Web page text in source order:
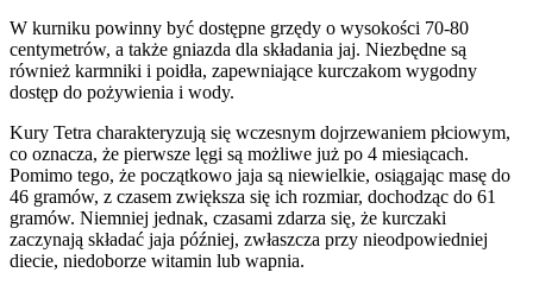
W kurniku powinny być dostępne grzędy o wysokości 70-80
centymetrów, a także gniazda dla składania jaj. Niezbędne są
również karmniki i poidła, zapewniające kurczakom wygodny
dostęp do pożywienia i wody.
Kury Tetra charakteryzują się wczesnym dojrzewaniem płciowym,
co oznacza, że pierwsze lęgi są możliwe już po 4 miesiącach.
Pomimo tego, że początkowo jaja są niewielkie, osiągając masę do
46 gramów, z czasem zwiększa się ich rozmiar, dochodząc do 61
gramów. Niemniej jednak, czasami zdarza się, że kurczaki
zaczynają składać jaja później, zwłaszcza przy nieodpowiedniej
diecie, niedoborze witamin lub wapnia.